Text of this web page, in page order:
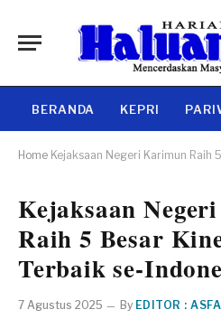
BERANDA KEPRI
Home Kejaksaan Negeri Karimun Raih 5
Kejaksaan
Raih 5 Besar
Terbaik se-
7 Agustus 2025 By EDITOR :